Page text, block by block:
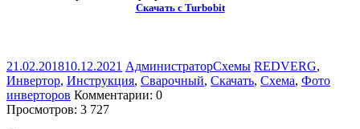
Скачать с Turbobit
21.02.201810.12.2021 АдминистраторСхемы REDVERG,
Инвертор, Инструкция, Сварочный, Скачать, Схема, Фото
инверторов Комментарии: 0
Просмотров: 3 727